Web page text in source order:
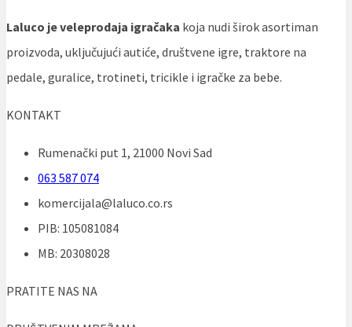
Laluco je veleprodaja igračaka koja nudi širok asortiman
proizvoda, uključujući autiće, društvene igre, traktore na
pedale, guralice, trotineti, tricikle i igračke za bebe.
KONTAKT
Rumenački put 1, 21000 Novi Sad
063 587 074
komercijala@laluco.co.rs
PIB: 105081084
MB: 20308028
PRATITE NAS NA